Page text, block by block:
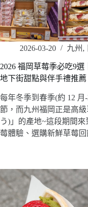
2026-03-20 九州 ,
2026 福岡草莓季必吃9
地下街甜點與伴手禮推薦
每年冬季到春季(約 12
節，而九州福岡正是高
う)」的產地~這段期間
莓體驗、選購新鮮草莓